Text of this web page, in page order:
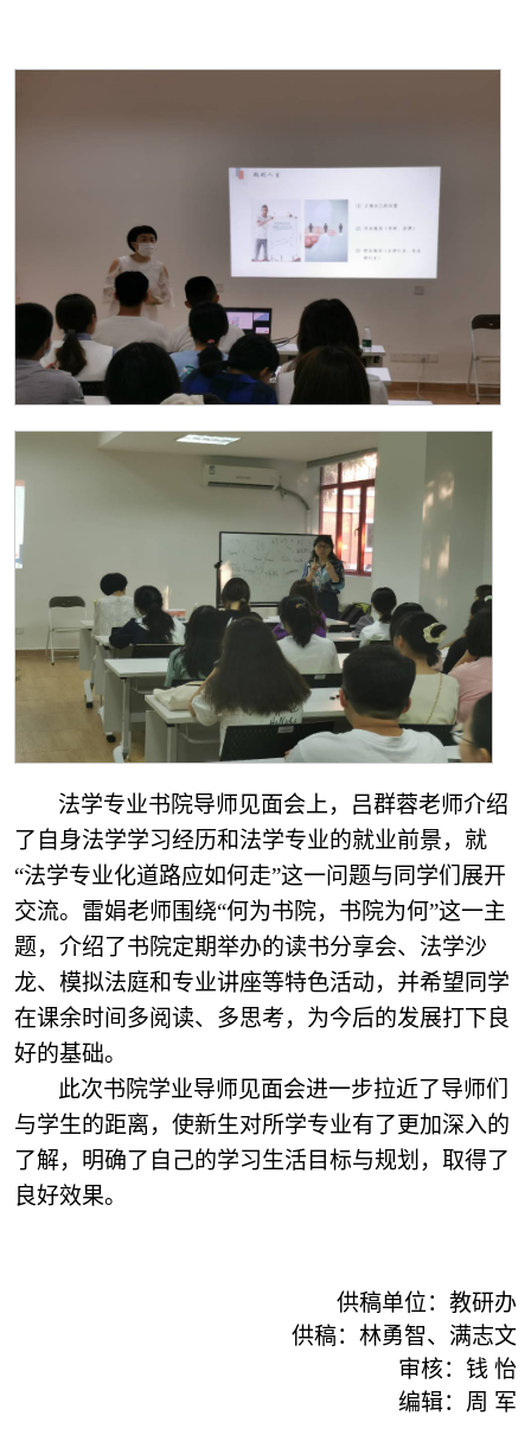
法学专业书院导师见面会上，吕群蓉老师介绍
了自身法学学习经历和法学专业的就业前景，就
“法学专业化道路应如何走”这一问题与同学们展开
交流。雷娟老师围绕“何为书院，书院为何”这一主
题，介绍了书院定期举办的读书分享会、法学沙
龙、模拟法庭和专业讲座等特色活动，并希望同学
在课余时间多阅读、多思考，为今后的发展打下良
好的基础。
此次书院学业导师见面会进一步拉近了导师们
与学生的距离，使新生对所学专业有了更加深入的
了解，明确了自己的学习生活目标与规划，取得了
良好效果。
供稿单位：教研办
供稿：林勇智、满志文
审核：钱 怡
编辑：周 军